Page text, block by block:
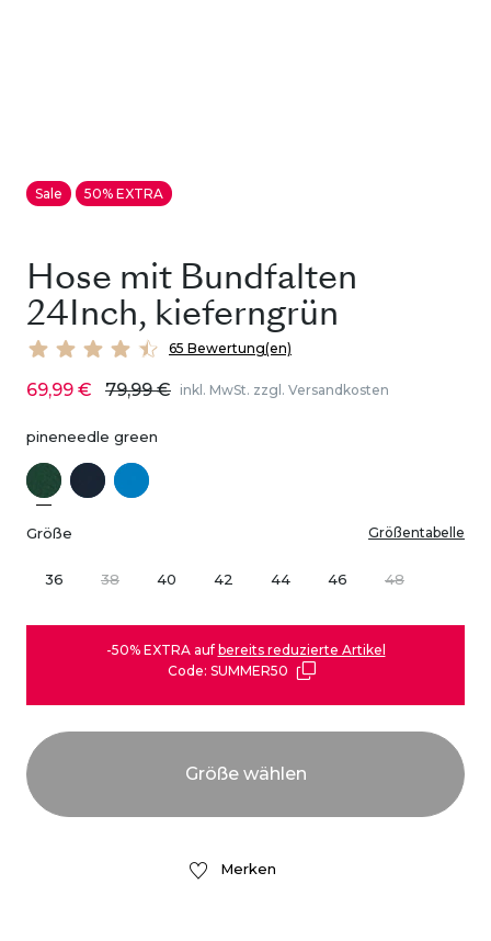
Sale 50% EXTRA
Hose mit Bundfalten
24Inch, kieferngrün
65 Bewertung(en)
69,99 € 79,99 € inkl. MwSt. zzgl. Versandkosten
pineneedle green
Größe Größentabelle
36 38 40 42 44 46 48
-50% EXTRA auf bereits reduzierte Artikel
Code: SUMMER50
Merken